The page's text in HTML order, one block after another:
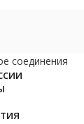
соединения